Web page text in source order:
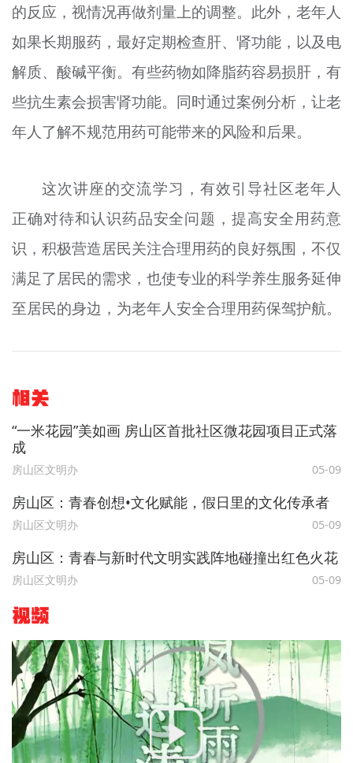
的反应，视情况再做剂量上的调整。此外，老年人
如果长期服药，最好定期检查肝、肾功能，以及电
解质、酸碱平衡。有些药物如降脂药容易损肝，有
些抗生素会损害肾功能。同时通过案例分析，让老
年人了解不规范用药可能带来的风险和后果。
这次讲座的交流学习，有效引导社区老年人
正确对待和认识药品安全问题，提高安全用药意
识，积极营造居民关注合理用药的良好氛围，不仅
满足了居民的需求，也使专业的科学养生服务延伸
至居民的身边，为老年人安全合理用药保驾护航。
相关
“一米花园”美如画 房山区首批社区微花园项目正式落
成
房山区文明办 05-09
房山区：青春创想•文化赋能，假日里的文化传承者
房山区文明办 05-09
房山区：青春与新时代文明实践阵地碰撞出红色火花
房山区文明办 05-09
视频